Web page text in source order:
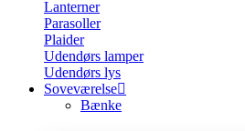
Lanterner
Parasoller
Plaider
Udendørs lamper
Udendørs lys
Soveværelse
Bænke